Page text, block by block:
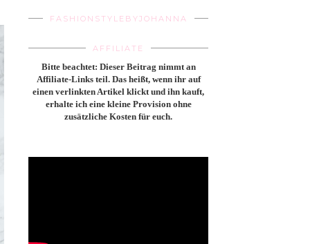
FASHIONSTYLEBYJOHANNA
AFFILIATE
Bitte beachtet: Dieser Beitrag nimmt an
Affiliate-Links teil. Das heißt, wenn ihr auf
einen verlinkten Artikel klickt und ihn kauft,
erhalte ich eine kleine Provision ohne
zusätzliche Kosten für euch.